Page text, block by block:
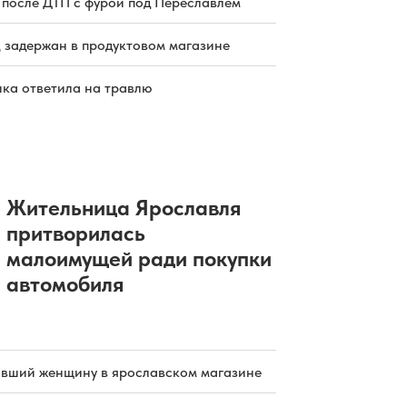
в продуктовом магазине
ответила на травлю
Жительница Ярославля
притворилась
малоимущей ради покупки
автомобиля
женщину в ярославском магазине